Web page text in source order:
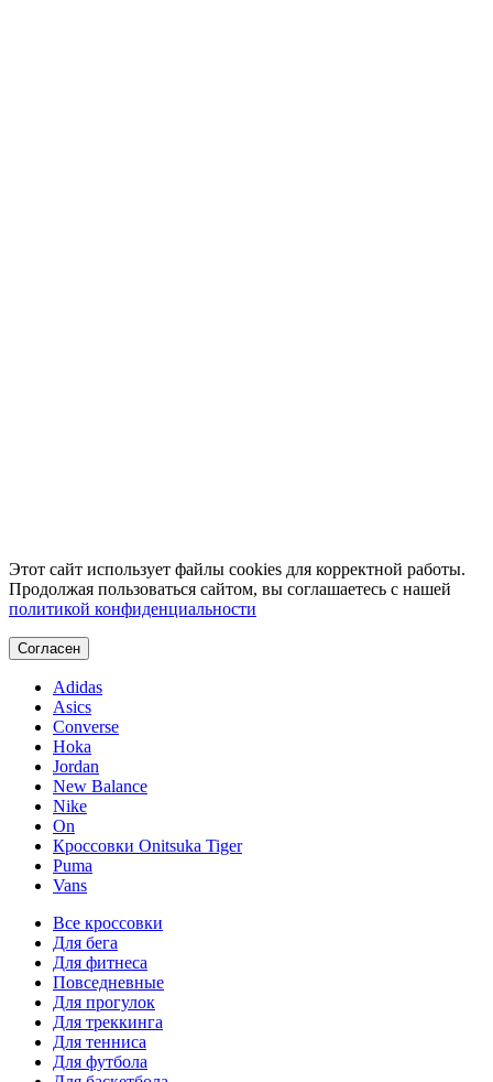
Этот сайт использует файлы cookies для корректной работы.
Продолжая пользоваться сайтом, вы соглашаетесь с нашей
политикой конфиденциальности
Согласен
Adidas
Asics
Converse
Hoka
Jordan
New Balance
Nike
On
Кроссовки Onitsuka Tiger
Puma
Vans
Все кроссовки
Для бега
Для фитнеса
Повседневные
Для прогулок
Для треккинга
Для тенниса
Для футбола